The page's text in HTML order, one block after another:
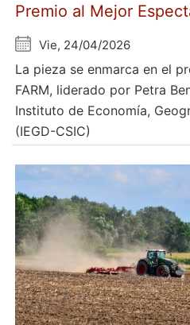
Premio al Mejor
Vie, 24/04/2026
La pieza se enmarca en el
FARM, liderado por Petra
Instituto de Economía,
(IEGD-CSIC)